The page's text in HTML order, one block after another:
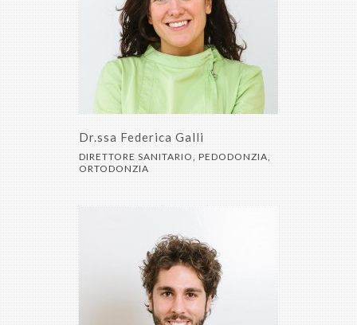
Dr.ssa Federica Galli
DIRETTORE SANITARIO, PEDODONZIA,
ORTODONZIA